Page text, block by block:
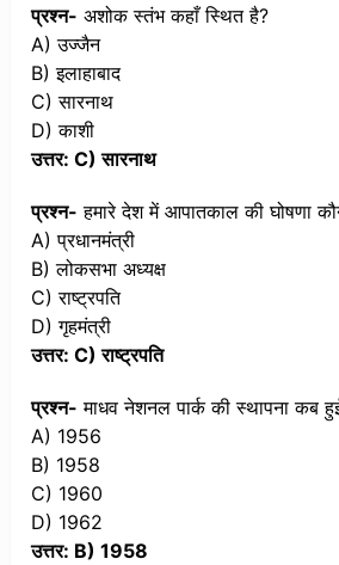
प्रश्न- अशोक स्तंभ कहाँ स्थित है?
A) उज्जैन
B) इलाहाबाद
C) सारनाथ
D) काशी
उत्तर: C) सारनाथ
प्रश्न- हमारे देश में आपातकाल की घोषणा
A) प्रधानमंत्री
B) लोकसभा अध्यक्ष
C) राष्ट्रपति
D) गृहमंत्री
उत्तर: C) राष्ट्रपति
प्रश्न- माधव नेशनल पार्क की स्थापना कब
A) 1956
B) 1958
C) 1960
D) 1962
उत्तर: B) 1958